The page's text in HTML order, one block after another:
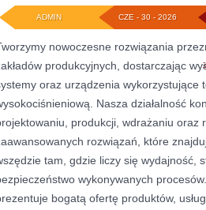
CZE - 30 - 2026
ADMIN
nowoczesne rozwiązania
produkcyjnych, dostarczając
oraz urządzenia wykorzystujące
Nasza działalność
produkcji, wdrażaniu oraz
rozwiązań, które
tam, gdzie liczy się wydajność,
wykonywanych
bogatą ofertę produktów,